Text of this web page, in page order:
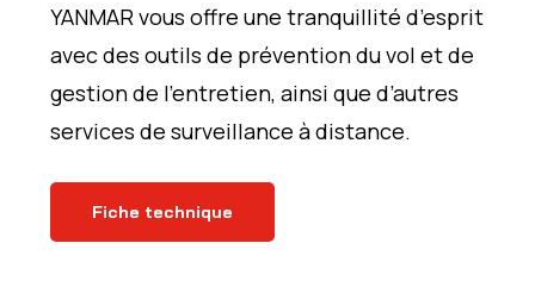
YANMAR vous offre une tranquillité d’esprit
avec des outils de prévention du vol et de
gestion de l’entretien, ainsi que d’autres
services de surveillance à distance.
Fiche technique